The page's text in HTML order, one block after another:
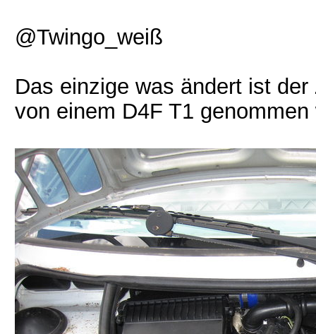
@Twingo_weiß
Das einzige was ändert ist
von einem D4F T1